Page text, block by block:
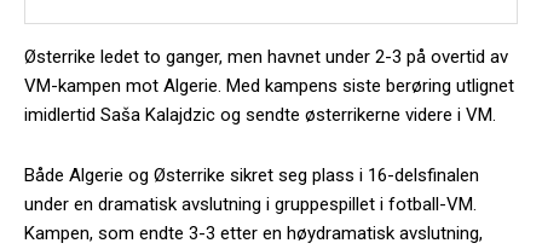
Østerrike ledet to ganger, men havnet under 2-3 på overtid av
VM-kampen mot Algerie. Med kampens siste berøring utlignet
imidlertid Saša Kalajdzic og sendte østerrikerne videre i VM.
Både Algerie og Østerrike sikret seg plass i 16-delsfinalen
under en dramatisk avslutning i gruppespillet i fotball-VM.
Kampen, som endte 3-3 etter en høydramatisk avslutning,